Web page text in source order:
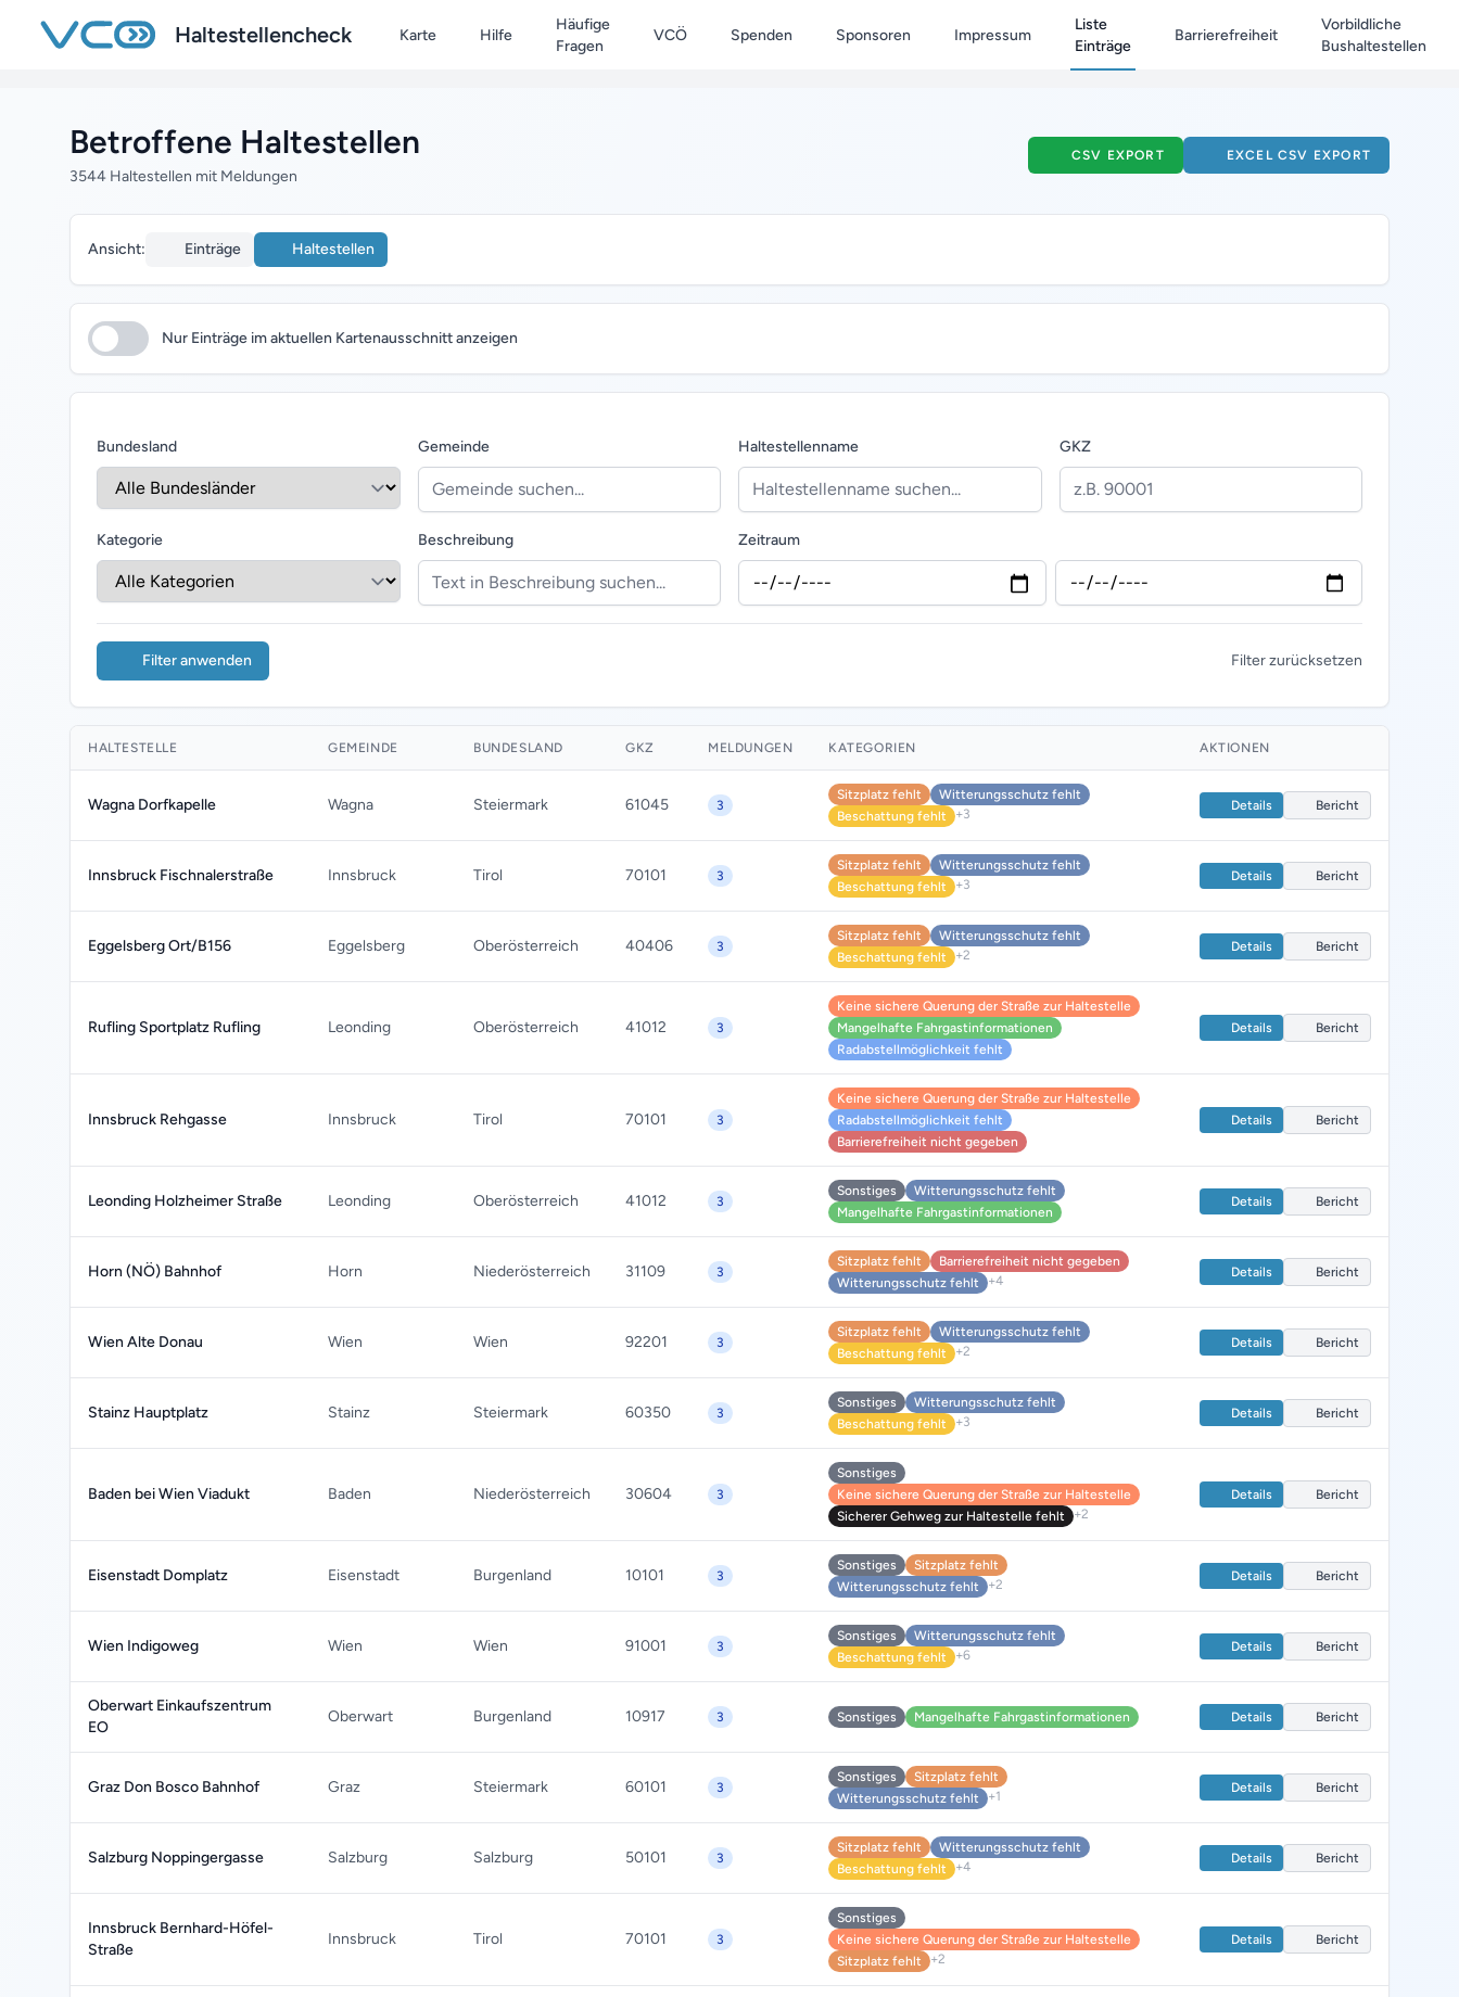
Haltestellencheck Karte Hilfe
Häufige
Fragen
VCÖ Spenden Sponsoren Impressum
Liste
Einträge
Barrierefreiheit
Vorbildliche
Bushaltestellen
Betroffene Haltestellen
3544 Haltestellen mit Meldungen
CSV EXPORT EXCEL CSV EXPORT
Ansicht: Einträge Haltestellen
Nur Einträge im aktuellen Kartenausschnitt anzeigen
Bundesland Gemeinde Haltestellenname GKZ
Kategorie Beschreibung Zeitraum
Filter anwenden Filter zurücksetzen
HALTESTELLE GEMEINDE BUNDESLAND GKZ MELDUNGEN KATEGORIEN AKTIONEN
Wagna Dorfkapelle Wagna Steiermark 61045 3
Sitzplatz fehlt
Witterungsschutz fehlt
Beschattung fehlt
+3
Details Bericht
Innsbruck Fischnalerstraße Innsbruck Tirol 70101 3
Sitzplatz fehlt
Witterungsschutz fehlt
Beschattung fehlt
+3
Details Bericht
Eggelsberg Ort/B156 Eggelsberg Oberösterreich 40406 3
Sitzplatz fehlt
Witterungsschutz fehlt
Beschattung fehlt
+2
Details Bericht
Rufling Sportplatz Rufling Leonding Oberösterreich 41012 3
Keine sichere Querung der Straße zur Haltestelle
Mangelhafte Fahrgastinformationen
Radabstellmöglichkeit fehlt
Details Bericht
Innsbruck Rehgasse Innsbruck Tirol 70101 3
Keine sichere Querung der Straße zur Haltestelle
Radabstellmöglichkeit fehlt
Barrierefreiheit nicht gegeben
Details Bericht
Leonding Holzheimer Straße Leonding Oberösterreich 41012 3
Sonstiges
Witterungsschutz fehlt
Mangelhafte Fahrgastinformationen
Details Bericht
Horn (NÖ) Bahnhof Horn Niederösterreich 31109 3
Sitzplatz fehlt
Barrierefreiheit nicht gegeben
Witterungsschutz fehlt
+4
Details Bericht
Wien Alte Donau Wien Wien 92201 3
Sitzplatz fehlt
Witterungsschutz fehlt
Beschattung fehlt
+2
Details Bericht
Stainz Hauptplatz Stainz Steiermark 60350 3
Sonstiges
Witterungsschutz fehlt
Beschattung fehlt
+3
Details Bericht
Baden bei Wien Viadukt Baden Niederösterreich 30604 3
Sonstiges
Keine sichere Querung der Straße zur Haltestelle
Sicherer Gehweg zur Haltestelle fehlt
+2
Details Bericht
Eisenstadt Domplatz Eisenstadt Burgenland 10101 3
Sonstiges
Sitzplatz fehlt
Witterungsschutz fehlt
+2
Details Bericht
Wien Indigoweg Wien Wien 91001 3
Sonstiges
Witterungsschutz fehlt
Beschattung fehlt
+6
Details Bericht
Oberwart Einkaufszentrum
EO
Oberwart Burgenland 10917 3 Sonstiges Mangelhafte Fahrgastinformationen Details Bericht
Graz Don Bosco Bahnhof Graz Steiermark 60101 3
Sonstiges
Sitzplatz fehlt
Witterungsschutz fehlt
+1
Details Bericht
Salzburg Noppingergasse Salzburg Salzburg 50101 3
Sitzplatz fehlt
Witterungsschutz fehlt
Beschattung fehlt
+4
Details Bericht
Innsbruck Bernhard-Höfel-
Straße
Innsbruck Tirol 70101 3
Sonstiges
Keine sichere Querung der Straße zur Haltestelle
Sitzplatz fehlt
+2
Details Bericht